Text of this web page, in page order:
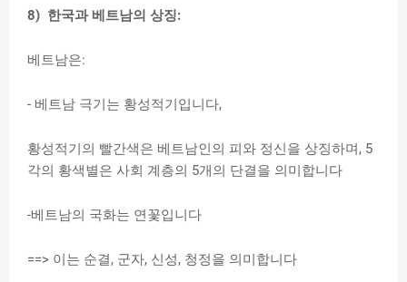
8) 한국과 베트남의 상징:
베트남은:
- 베트남 극기는 황성적기입니다,
황성적기의 빨간색은 베트남인의 피와 정신을 상징하며, 5
각의 황색별은 사회 계층의 5개의 단결을 의미합니다
-베트남의 국화는 연꽃입니다
==> 이는 순결, 군자, 신성, 청정을 의미합니다